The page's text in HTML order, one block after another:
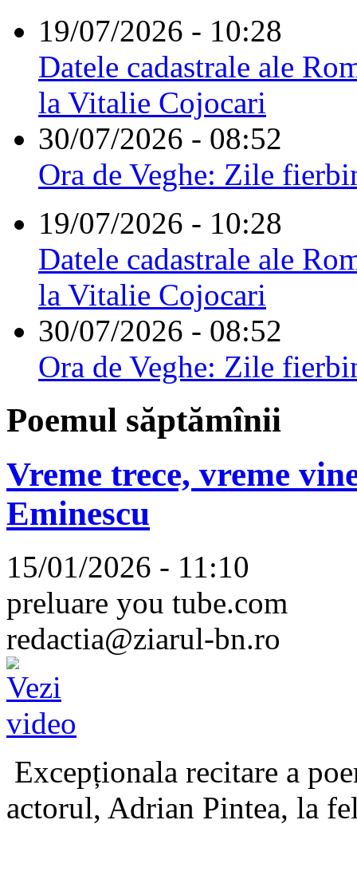
19/07/2026 - 10:28
Datele cadastrale ale
la Vitalie Cojocari
30/07/2026 - 08:52
Ora de Veghe: Zile
19/07/2026 - 10:28
Datele cadastrale ale
la Vitalie Cojocari
30/07/2026 - 08:52
Ora de Veghe: Zile
Poemul săptămînii
Vreme trece, vreme
Eminescu
15/01/2026 - 11:10
preluare you tube.com
redactia@ziarul-bn.ro
Excepționala recitare a
actorul, Adrian Pintea, la